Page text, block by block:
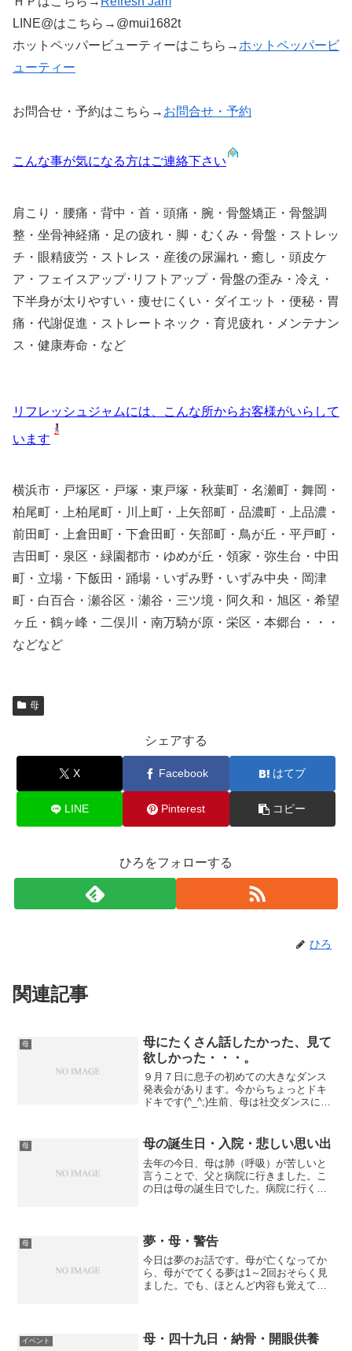
LINE@はこちら→@mui1682t
ホットペッパービューティーはこちら→ ホットペッパービ
ューティー
お問合せ・予約はこちら→ お問合せ・予約
こんな事が気になる方はご連絡下さい
肩こり・腰痛・背中・首・頭痛・腕・骨盤矯正・骨盤調
整・坐骨神経痛・足の疲れ・脚・むくみ・骨盤・ストレッ
チ・眼精疲労・ストレス・産後の尿漏れ・癒し・頭皮ケ
ア・フェイスアップ･リフトアップ・骨盤の歪み・冷え・
下半身が太りやすい・痩せにくい・ダイエット・便秘・胃
痛・代謝促進・ストレートネック・育児疲れ・メンテナン
ス・健康寿命・など
リフレッシュジャムには、こんな所からお客様がいらして
います
横浜市・戸塚区・戸塚・東戸塚・秋葉町・名瀬町・舞岡・
柏尾町・上柏尾町・川上町・上矢部町・品濃町・上品濃・
前田町・上倉田町・下倉田町・矢部町・鳥が丘・平戸町・
吉田町・泉区・緑園都市・ゆめが丘・領家・弥生台・中田
町・立場・下飯田・踊場・いずみ野・いずみ中央・岡津
町・白百合・瀬谷区・瀬谷・三ツ境・阿久和・旭区・希望
ヶ丘・鶴ヶ峰・二俣川・南万騎が原・栄区・本郷台・・・
などなど
母
シェアする
X Facebook はてブ
LINE Pinterest コピー
ひろをフォローする
ひろ
関連記事
母
母にたくさん話したかった、見て
欲しかった・・・。
９月７日に息子の初めての大きなダンス
発表会があります。今からちょっとドキ
ドキです(^_^;)生前、母は社交ダンスにフ
じめました。母の体調が悪かったので、
息子のダンスの練...
母 母の誕生日・入院・悲しい思い出
去年の今日、母は肺（呼吸）が苦しいと
言うことで、父と病院に行きました。こ
の日は母の誕生日でした。病院に行くと
「症状が楽になるプレゼン...
母 夢・母・警告
今日は夢のお話です。母が亡くなってか
ら、母がでてくる夢は1～2回おそらく見
ました。でも、ほとんど内容も覚えて無
らブログに書くことにし...
イベント 母・四十九日・納骨・開眼供養